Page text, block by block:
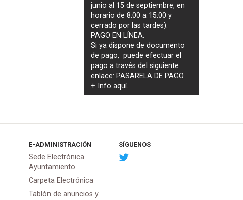
junio al 15 de septiembre, en
horario de 8:00 a 15:00 y
cerrado por las tardes).
PAGO EN LÍNEA:
Si ya dispone de documento
de pago, puede efectuar el
pago a través del siguiente
enlace: PASARELA DE PAGO
+ Infoaquí.
E-ADMINISTRACIÓN
Sede Electrónica
Ayuntamiento
Carpeta Electrónica
Tablón de anuncios y
SÍGUENOS